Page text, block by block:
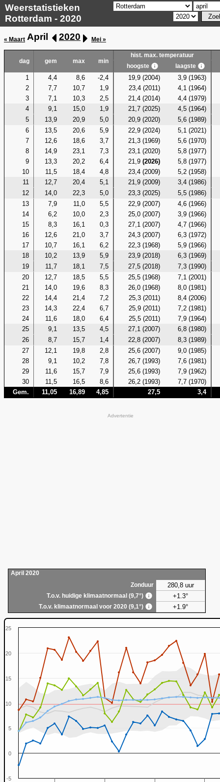
Weerstatistieken
Rotterdam - 2020
« Maart April 2020 Mei »
dag gem max min
hist. max. temperatuur
hoogste
laagste
1 4,4 8,6 -2,4 19,9 (2004)
3,9 (1963)
2
7,7 10,7 1,9 23,4 (2011)
4,1 (1964)
3
7,1 10,3 2,5 21,4 (2014)
4,4 (1979)
4
9,1 15,0 1,9 21,7 (2025)
4,5 (1964)
5
13,9 20,9 5,0 20,9 (2020)
5,6 (1989)
6
13,5 20,6 5,9 22,9 (2024)
5,1 (2021)
7
12,6 18,6 3,7 21,3 (1969)
5,6 (1970)
8
14,9 23,1 7,3 23,1 (2020)
5,8 (1977)
9
13,3 20,2 6,4 21,9(2026)
5,8 (1977)
10
11,5 18,4 4,8 23,4 (2009)
5,2 (1958)
11
12,7 20,4 5,1 21,9 (2009)
3,4 (1986)
12
14,0 22,3 5,0 23,3 (2025)
5,5 (1986)
13
7,9 11,0 5,5 22,9 (2007)
4,6 (1966)
14
6,2 10,0 2,3 25,0 (2007)
3,9 (1966)
15
8,3 16,1 0,3 27,1 (2007)
4,7 (1966)
16
12,6 21,0 3,7 24,3 (2007)
6,3 (1972)
17
10,7 16,1 6,2 22,3 (1968)
5,9 (1966)
18
10,2 13,9 5,9 23,9 (2018)
6,3 (1969)
19
11,7 18,1 7,5 27,5 (2018)
7,3 (1990)
20
12,7 18,5 5,5 25,5 (1968)
7,1 (2001)
21
14,0 19,6 8,3 26,0 (1968)
8,0 (1981)
22
14,4 21,4 7,2 25,3 (2011)
8,4 (2006)
23
14,3 22,4 6,7 25,9 (2011)
7,2 (1981)
24
11,6 18,0 6,4 25,5 (2011)
7,9 (1964)
25
9,1 13,5 4,5 27,1 (2007)
6,8 (1980)
26
8,7 15,7 1,4 22,8 (2007)
8,3 (1989)
27
12,1 19,8 2,8 25,6 (2007)
9,0 (1985)
28
9,1 10,2 7,8 26,7 (1993)
7,6 (1981)
29
11,6 15,7 7,9 25,6 (1993)
7,9 (1962)
30
11,5 16,5 8,6 26,2 (1993)
7,7 (1970)
Gem.
11,05 16,89 4,85 27,5 3,4
Advertentie
April 2020
Zonduur
280,8 uur
T.o.v. huidige klimaatnormaal (9,7°) +1.3°
T.o.v. klimaatnormaal voor 2020 (9,1°) +1.9°
-5
0
5
10
15
20
25